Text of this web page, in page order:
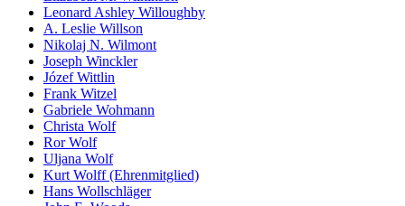
Leonard Ashley Willoughby
A. Leslie Willson
Nikolaj N. Wilmont
Joseph Winckler
Józef Wittlin
Frank Witzel
Gabriele Wohmann
Christa Wolf
Ror Wolf
Uljana Wolf
Kurt Wolff (Ehrenmitglied)
Hans Wollschläger